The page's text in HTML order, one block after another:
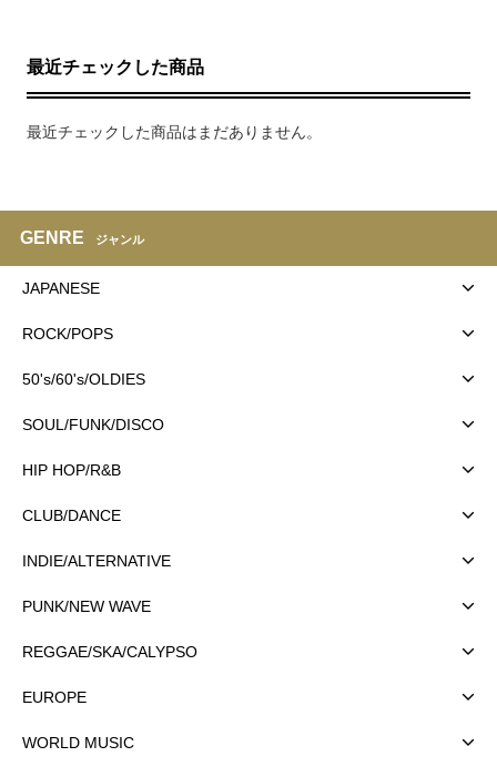
最近チェックした商品
最近チェックした商品はまだありません。
GENRE ジャンル
JAPANESE
ROCK/POPS
50's/60's/OLDIES
SOUL/FUNK/DISCO
HIP HOP/R&B
CLUB/DANCE
INDIE/ALTERNATIVE
PUNK/NEW WAVE
REGGAE/SKA/CALYPSO
EUROPE
WORLD MUSIC